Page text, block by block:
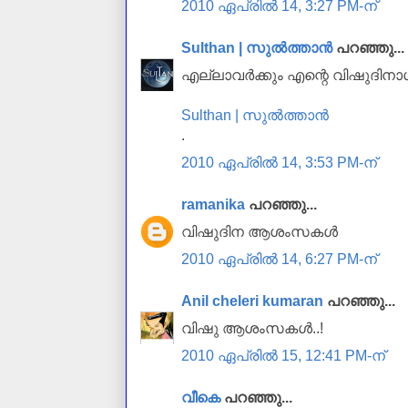
2010 ഏപ്രിൽ 14, 3:27 PM-ന്
Sulthan | സുൽത്താൻപറഞ്ഞു...
എല്ലാവർക്കും എന്റെ
Sulthan | സുൽത്താൻ
.
2010 ഏപ്രിൽ 14, 3:53 PM-ന്
ramanika പറഞ്ഞു...
വിഷുദിന ആശംസകള്‍
2010 ഏപ്രിൽ 14, 6:27 PM-ന്
Anil cheleri kumaran പറഞ്ഞു...
വിഷു ആശംസകള്‍..!
2010 ഏപ്രിൽ 15, 12:41 PM-ന്
വീകെപറഞ്ഞു...